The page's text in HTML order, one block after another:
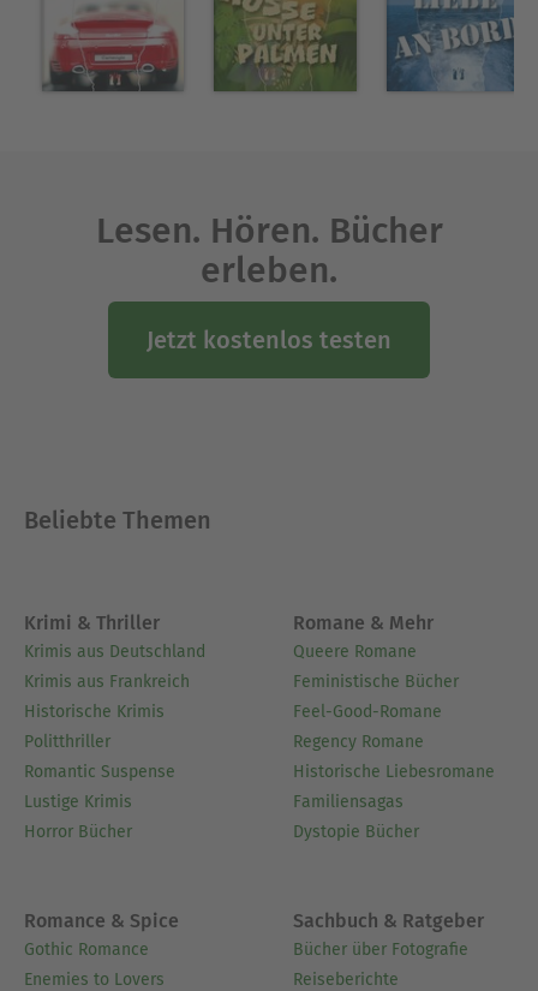
Lesen. Hören. Bücher
erleben.
Jetzt kostenlos testen
Beliebte Themen
Krimi & Thriller
Krimis aus Deutschland
Krimis aus Frankreich
Historische Krimis
Politthriller
Romantic Suspense
Lustige Krimis
Horror Bücher
Romane & Mehr
Queere Romane
Feministische Bücher
Feel-Good-Romane
Regency Romane
Historische Liebesromane
Familiensagas
Dystopie Bücher
Romance & Spice
Gothic Romance
Enemies to Lovers
Sachbuch & Ratgeber
Bücher über Fotografie
Reiseberichte